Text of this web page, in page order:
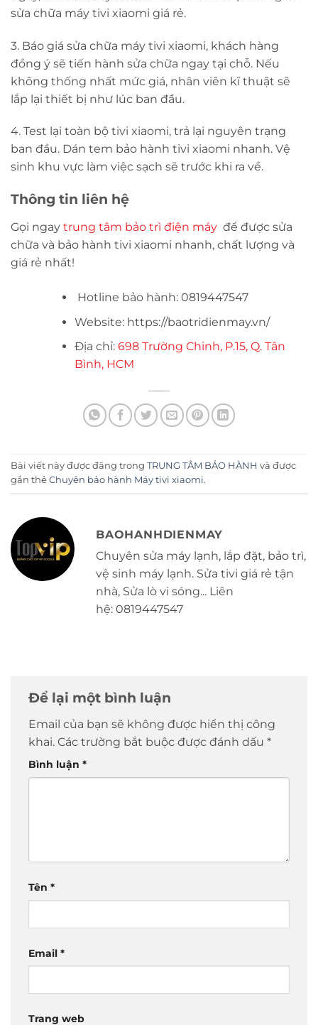
sửa chữa máy tivi xiaomi giá rẻ.
3. Báo giá sửa chữa máy tivi xiaomi, khách hàng
đồng ý sẽ tiến hành sửa chữa ngay tại chỗ. Nếu
không thống nhất mức giá, nhân viên kĩ thuật sẽ
lắp lại thiết bị như lúc ban đầu.
4. Test lại toàn bộ tivi xiaomi, trả lại nguyên trạng
ban đầu. Dán tem bảo hành tivi xiaomi nhanh. Vệ
sinh khu vực làm việc sạch sẽ trước khi ra về.
Thông tin liên hệ
Gọi ngay trung tâm bảo trì điện máy để được sửa
chữa và bảo hành tivi xiaomi nhanh, chất lượng và
giá rẻ nhất!
Hotline bảo hành: 0819447547
Website: https://baotridienmay.vn/
Địa chỉ: 698 Trường Chinh, P.15, Q. Tân
Bình, HCM
Bài viết này được đăng trong TRUNG TÂM BẢO HÀNH và được
gắn thẻ Chuyên bảo hành Máy tivi xiaomi.
BAOHANHDIENMAY
Chuyên sửa máy lạnh, lắp đặt, bảo trì,
vệ sinh máy lạnh. Sửa tivi giá rẻ tận
nhà, Sửa lò vi sóng... Liên
hệ: 0819447547
Để lại một bình luận
Email của bạn sẽ không được hiển thị công
khai. Các trường bắt buộc được đánh dấu *
Bình luận *
Tên *
Email *
Trang web